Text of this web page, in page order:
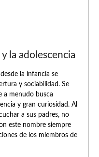
la adolescencia
la infancia se
y sociabilidad. Se
a menudo busca
y gran curiosidad. Al
a sus padres, no
este nombre siempre
de los miembros de